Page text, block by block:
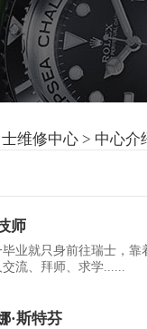
维修中心 > 中心介
师
业就只身前往瑞士，靠
流、拜师、求学......
·斯特芬